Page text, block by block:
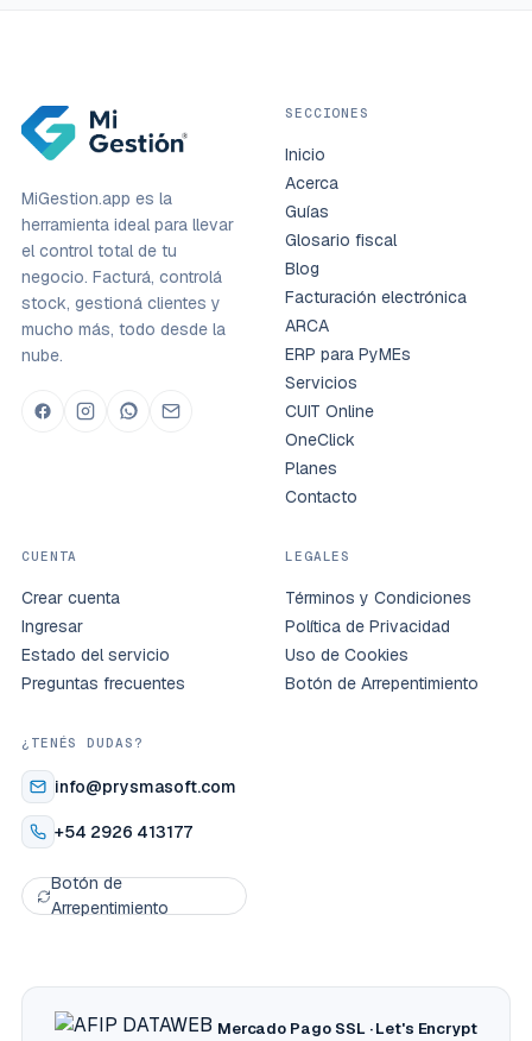
MiGestion.app es la
herramienta ideal para llevar
el control total de tu
negocio. Facturá, controlá
stock, gestioná clientes y
mucho más, todo desde la
nube.
SECCIONES
Inicio
Acerca
Guías
Glosario fiscal
Blog
Facturación electrónica
ARCA
ERP para PyMEs
Servicios
CUIT Online
OneClick
Planes
Contacto
CUENTA
Crear cuenta
Ingresar
Estado del servicio
Preguntas frecuentes
LEGALES
Términos y Condiciones
Política de Privacidad
Uso de Cookies
Botón de Arrepentimiento
¿TENÉS DUDAS?
info@prysmasoft.com
+54 2926 413177
Botón de
Arrepentimiento
Mercado Pago SSL · Let's Encrypt